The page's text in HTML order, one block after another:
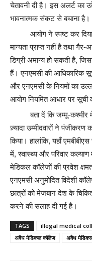
चेतावनी दी है। इस अलर्ट का
भावनात्मक संकट से बचाना है।
आयोग ने स्पष्ट कर
मान्यता प्राप्त नहीं है तथा
डिग्री अमान्य हो सकती है,
हैं। एनएमसी की आधिकारिक
और एनएमसी के नियमों का
आयोग नियमित आधार पर सूची
बता दें कि जम्मू-
ज़्यादा उम्मीदवारों ने
किया। हालांकि, यहाँ
में, स्वास्थ्य और परिवार
मेडिकल कॉलेजों की प्रवेश
एनएमसी अनुमोदित विदेशी
छात्रों को मेजबान देश के
करने की सलाह दी गई है।
TAGS illegal medical
अवैध मेडिकल कॉलेज
अवैध